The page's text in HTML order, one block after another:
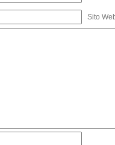
Sito